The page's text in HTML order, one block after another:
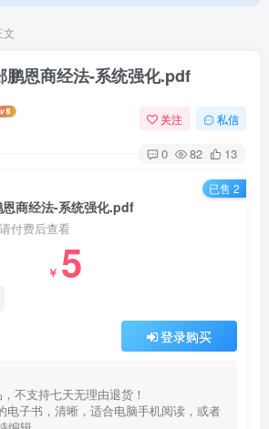
文
鹏恩商经法-系统强化.pdf
关注 私信
0 82 13
商经法-系统强化.pdf
付费后查看
￥ 5
登录购买
不支持七天无理由退货！
电子书，清晰，适合电脑手机阅读，或者
已售 2